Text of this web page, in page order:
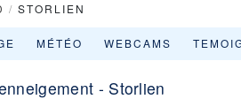
/ STORLIEN
MÉTÉO WEBCAMS
- Storlien